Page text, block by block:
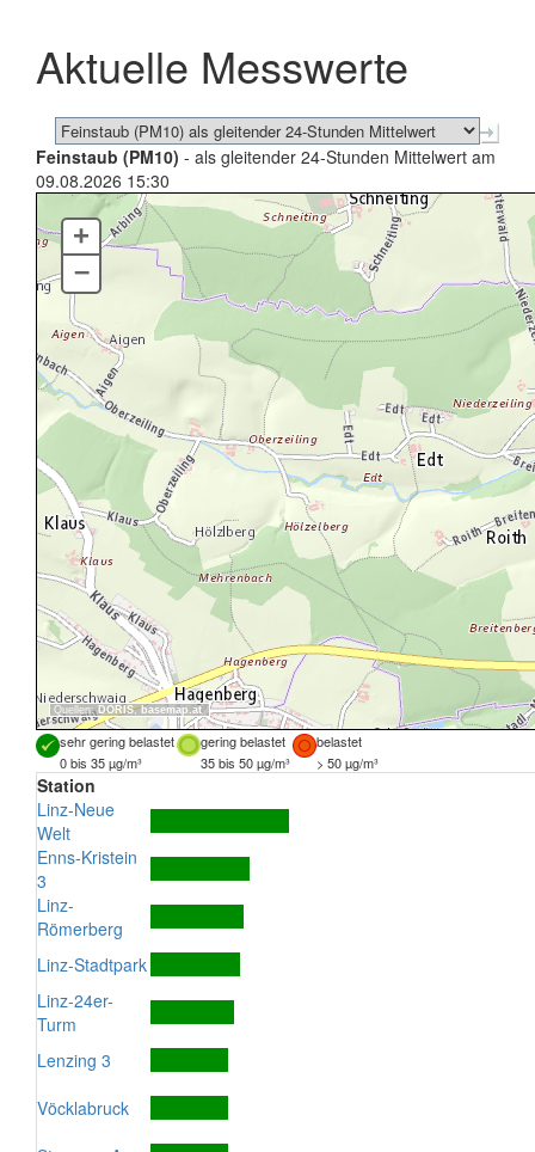
schließen
Aktuelle Messwerte
Feinstaub (PM10) - als gleitender 24-Stunden Mittelwert am
09.08.2026 15:30
Quellen: DORIS,basemap.at
+
–
sehr gering belastet gering belastet
belastet
0 bis 35 µg/m³
35 bis 50 µg/m³ > 50 µg/m³
Station
Linz-Neue
Welt
Enns-Kristein
3
Linz-
Römerberg
Linz-Stadtpark
Linz-24er-
Turm
Lenzing 3
Vöcklabruck